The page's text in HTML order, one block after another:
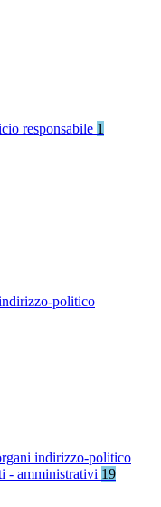
responsabile 1
politico
indirizzo-politico
- amministrativi 19